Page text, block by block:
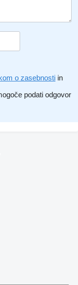
o zasebnosti in
podati odgovor